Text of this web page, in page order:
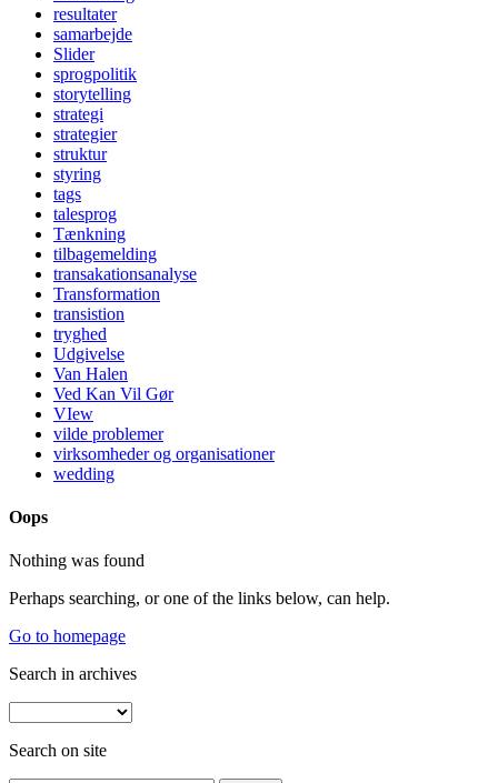
resultater
samarbejde
Slider
sprogpolitik
storytelling
strategi
strategier
struktur
styring
tags
talesprog
Tænkning
tilbagemelding
transakationsanalyse
Transformation
transistion
tryghed
Udgivelse
Van Halen
Ved Kan Vil Gør
VIew
vilde problemer
virksomheder og organisationer
wedding
Oops
Nothing was found
Perhaps searching, or one of the links below, can help.
Go to homepage
Search in archives
Search on site